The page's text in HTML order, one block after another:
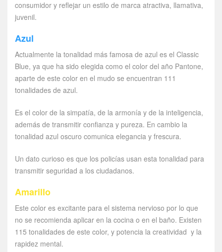
consumidor y reflejar un estilo de marca atractiva, llamativa,
juvenil.
Azul
Actualmente la tonalidad más famosa de azul es el Classic
Blue, ya que ha sido elegida como el color del año Pantone,
aparte de este color en el mudo se encuentran 111
tonalidades de azul.
Es el color de la simpatía, de la armonía y de la inteligencia,
además de transmitir confianza y pureza. En cambio la
tonalidad azul oscuro comunica elegancia y frescura.
Un dato curioso es que los policías usan esta tonalidad para
transmitir seguridad a los ciudadanos.
Amarillo
Este color es excitante para el sistema nervioso por lo que
no se recomienda aplicar en la cocina o en el baño. Existen
115 tonalidades de este color, y potencia la creatividad y la
rapidez mental.